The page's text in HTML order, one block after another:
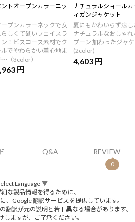
ントオープンカラーニッ
ープンカラーネックで女
しくて硬いフェイスラ
ン！ビスコース素材でク
ルでやわらかい着心地ま
（3color）
円
ナチュラルショールカ
ィガンジャケット
夏にもかわいらず涼し
ナチュラルなおしゃれ
プーン 加わったジャ
(2color)
4,603 円
Q&A REVIEW
0
Language ▼
な製品情報を得るために、
、Google 翻訳サービスを提供しています。
翻訳が元の説明と若干異なる場合があります。
しますが、ご了承ください。